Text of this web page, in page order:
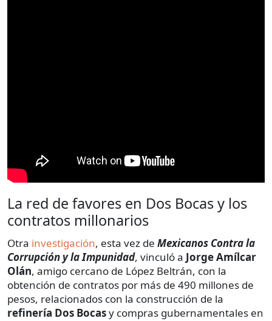
La red de favores en Dos Bocas y los
contratos millonarios
Otra investigación, esta vez de Mexicanos Contra la
Corrupción y la Impunidad, vinculó a Jorge Amílcar
Olán, amigo cercano de López Beltrán, con la
obtención de contratos por más de 490 millones de
pesos, relacionados con la construcción de la
refinería Dos Bocasy compras gubernamentales en